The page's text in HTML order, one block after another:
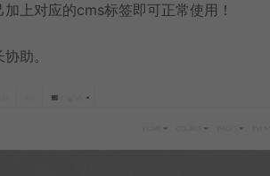
上对应的cms标签即可正常使用！
助。